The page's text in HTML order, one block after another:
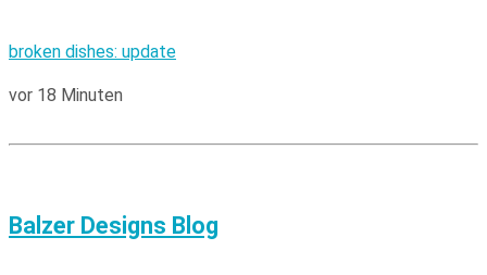
broken dishes: update
vor 18 Minuten
Balzer Designs Blog